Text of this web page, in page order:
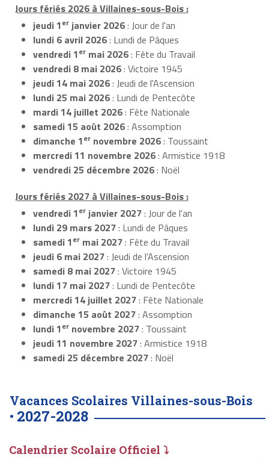
Jours fériés 2026 à Villaines-sous-Bois :
jeudi 1er janvier 2026: Jour de l'an
lundi 6 avril 2026: Lundi de Pâques
vendredi 1er mai 2026: Fête du Travail
vendredi 8 mai 2026: Victoire 1945
jeudi 14 mai 2026: Jeudi de l'Ascension
lundi 25 mai 2026: Lundi de Pentecôte
mardi 14 juillet 2026: Fête Nationale
samedi 15 août 2026: Assomption
dimanche 1er novembre 2026: Toussaint
mercredi 11 novembre 2026: Armistice 1918
vendredi 25 décembre 2026: Noël
Jours fériés 2027 à Villaines-sous-Bois :
vendredi 1er janvier 2027: Jour de l'an
lundi 29 mars 2027: Lundi de Pâques
samedi 1er mai 2027: Fête du Travail
jeudi 6 mai 2027: Jeudi de l'Ascension
samedi 8 mai 2027: Victoire 1945
lundi 17 mai 2027: Lundi de Pentecôte
mercredi 14 juillet 2027: Fête Nationale
dimanche 15 août 2027: Assomption
lundi 1er novembre 2027: Toussaint
jeudi 11 novembre 2027: Armistice 1918
samedi 25 décembre 2027: Noël
Vacances Scolaires Villaines-sous-Bois
• 2027-2028
Calendrier Scolaire Officiel ⤵